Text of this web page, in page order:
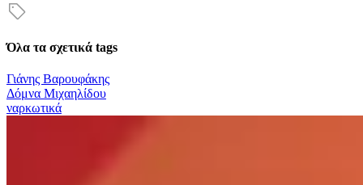
Όλα τα σχετικά tags
Γιάνης Βαρουφάκης
Δόμνα Μιχαηλίδου
ναρκωτικά